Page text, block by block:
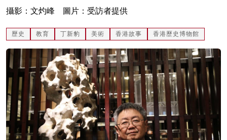
攝影：文灼峰 圖片：受訪者提供
歷史 教育 丁新豹 美術 香港故事 香港歷史博物館